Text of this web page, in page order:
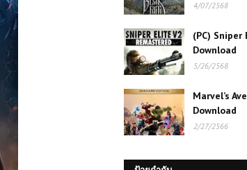
4/07/2568
(PC)
Download
5/26/2568
Marvel’s
Download
2/27/2566